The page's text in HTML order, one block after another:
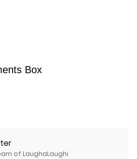
Box
of LaughaLaughi